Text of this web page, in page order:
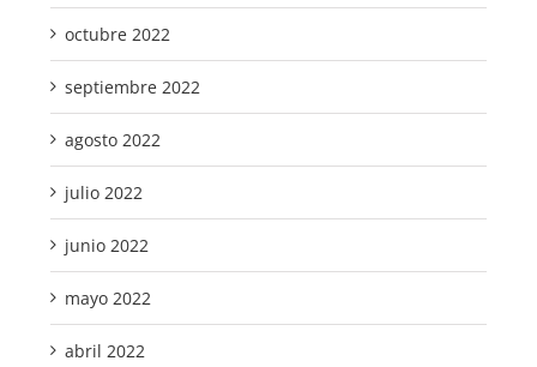
octubre 2022
septiembre 2022
agosto 2022
julio 2022
junio 2022
mayo 2022
abril 2022